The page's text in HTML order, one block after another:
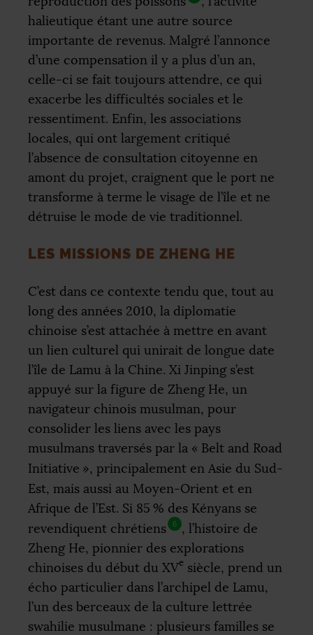
halieutique étant une autre source
importante de revenus. Malgré l’annonce
d’une compensation il y a plus d’un an,
celle-ci se fait toujours attendre, ce qui
exacerbe les difficultés sociales et le
ressentiment. Enfin, les associations
locales, qui ont largement critiqué
l’absence de consultation citoyenne en
amont du projet, craignent que le port ne
transforme à terme le visage de l’île et ne
détruise le mode de vie traditionnel.
LES MISSIONS DE ZHENG HE
C’est dans ce contexte tendu que, tout au
long des années 2010, la diplomatie
chinoise s’est attachée à mettre en avant
un lien culturel qui unirait de longue date
l’île de Lamu à la Chine. Xi Jinping s’est
appuyé sur la figure de Zheng He, un
navigateur chinois musulman, pour
consolider les liens avec les pays
musulmans traversés par la « Belt and Road
Initiative », principalement en Asie du Sud-
Est, mais aussi au Moyen-Orient et en
Afrique de l’Est. Si 85 % des Kényans se
revendiquent chrétiens
6
, l’histoire de
Zheng He, pionnier des explorations
chinoises du début du XVe siècle, prend un
écho particulier dans l’archipel de Lamu,
l’un des berceaux de la culture lettrée
swahilie musulmane : plusieurs familles se